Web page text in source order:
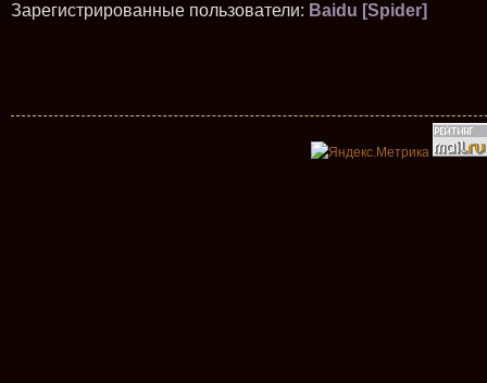
Зарегистрированные пользователи: Baidu [Spider]